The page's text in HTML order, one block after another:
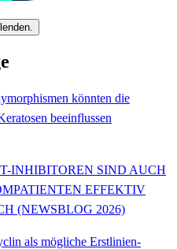
könnten die
beeinflussen
INHIBITOREN SIND AUCH
EFFEKTIV
(NEWSBLOG 2026)
als mögliche Erstlinien-